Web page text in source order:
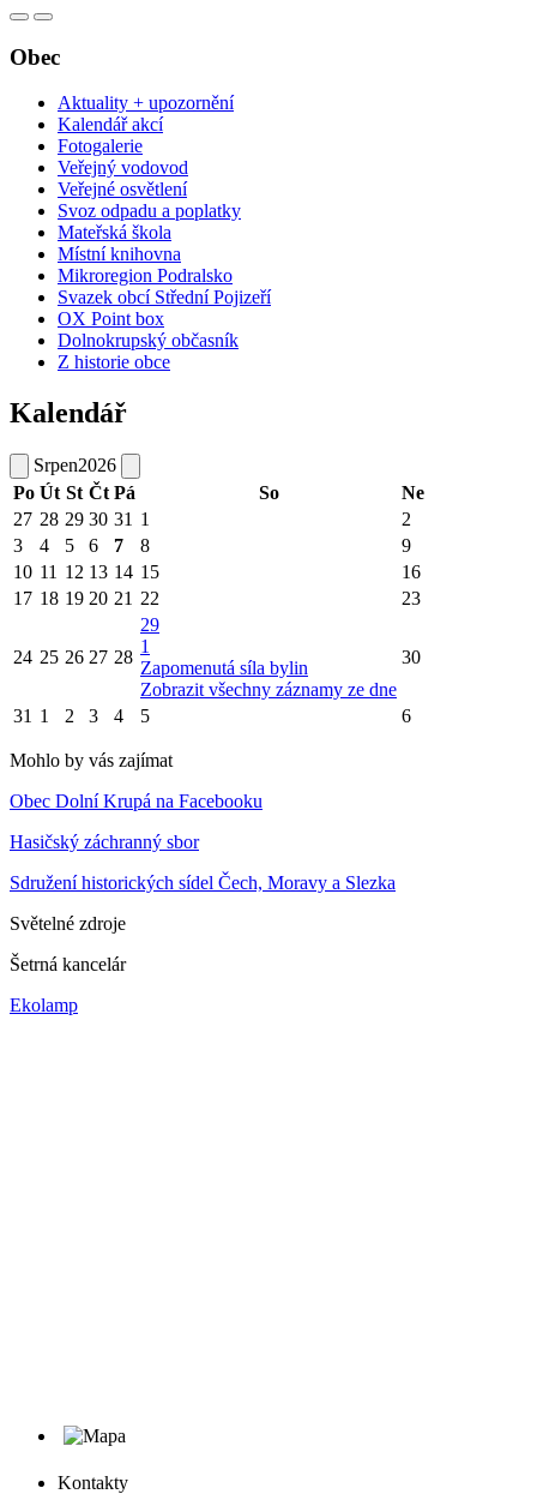
Obec
Aktuality + upozornění
Kalendář akcí
Fotogalerie
Veřejný vodovod
Veřejné osvětlení
Svoz odpadu a poplatky
Mateřská škola
Místní knihovna
Mikroregion Podralsko
Svazek obcí Střední Pojizeří
OX Point box
Dolnokrupský občasník
Z historie obce
Kalendář
Srpen2026
Po Út St Čt Pá So
Ne
27 28 29 30 31 1
2
3
4 5 6 7 8
9
10 11 12 13 14 15
16
17 18 19 20 21 22 23
24 25 26 27 28
29
1
Zapomenutá síla bylin
Zobrazit všechny záznamy ze dne
30
31 1 2 3 4 5 6
Mohlo by vás zajímat
Obec Dolní Krupá na Facebooku
Hasičský záchranný sbor
Sdružení historických sídel Čech, Moravy a Slezka
Světelné zdroje
Šetrná kancelár
Ekolamp
Kontakty